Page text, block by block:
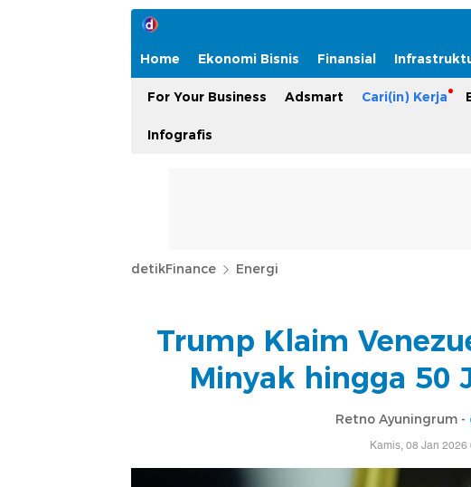
Home Ekonomi Bisnis Finansial
For Your Business Adsmart Cari(in) Kerja
Infografis
detikFinance Energi
Trump Klaim
Minyak hingga 50
Retno Ayuningrum -
Kamis, 08 Jan 2026